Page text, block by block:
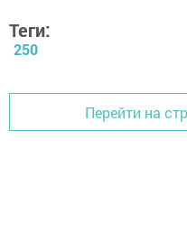
Теги:
250
Перейти на